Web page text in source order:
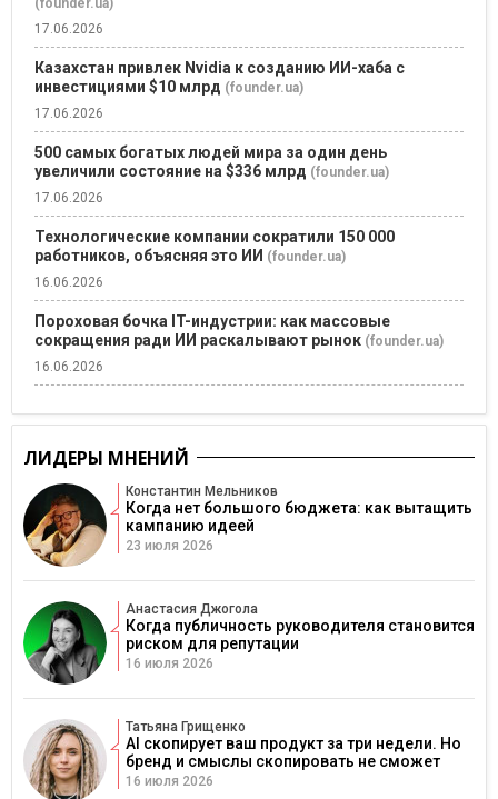
17.06.2026
Казахстан привлек Nvidia к созданию ИИ-хаба с
инвестициями $10 млрд (founder.ua)
17.06.2026
500 самых богатых людей мира за один день
увеличили состояние на $336 млрд (founder.ua)
17.06.2026
Технологические компании сократили 150 000
работников, объясняя это ИИ (founder.ua)
16.06.2026
Пороховая бочка IT-индустрии: как массовые
сокращения ради ИИ раскалывают рынок (founder.ua)
16.06.2026
ЛИДЕРЫ МНЕНИЙ
Константин Мельников
Когда нет большого бюджета: как вытащить
кампанию идеей
23 июля 2026
Анастасия Джогола
Когда публичность руководителя становится
риском для репутации
16 июля 2026
Татьяна Грищенко
AI скопирует ваш продукт за три недели. Но
бренд и смыслы скопировать не сможет
16 июля 2026